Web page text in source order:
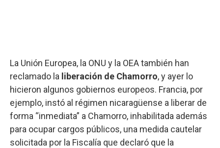
La Unión Europea, la ONU y la OEA también han
reclamado la liberación de Chamorro, y ayer lo
hicieron algunos gobiernos europeos. Francia, por
ejemplo, instó al régimen nicaragüense a liberar de
forma “inmediata” a Chamorro, inhabilitada además
para ocupar cargos públicos, una medida cautelar
solicitada por la Fiscalía que declaró que la